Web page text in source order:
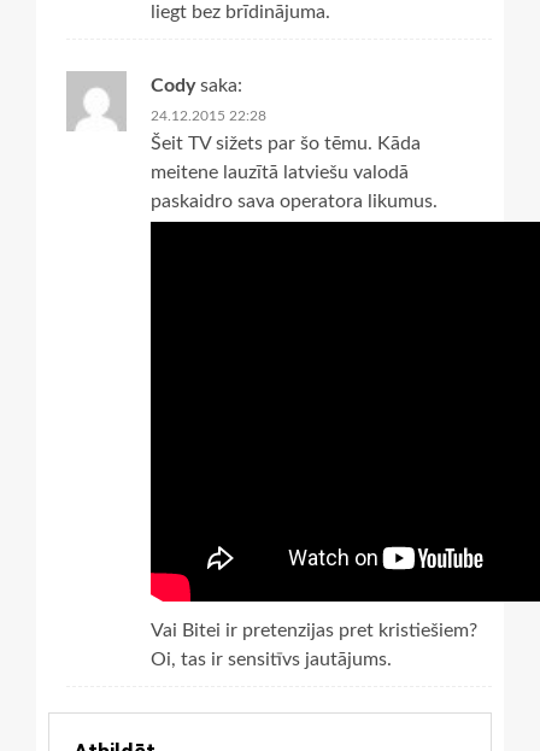
liegt bez brīdinājuma.
Cody saka:
24.12.2015 22:28
Šeit TV sižets par šo tēmu. Kāda
meitene lauzītā latviešu valodā
paskaidro sava operatora likumus.
Vai Bitei ir pretenzijas pret kristiešiem?
Oi, tas ir sensitīvs jautājums.